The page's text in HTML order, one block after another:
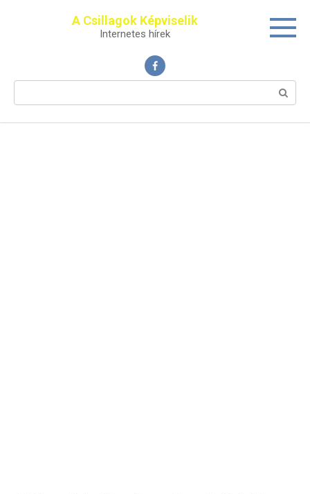
A Csillagok Képviselik
Internetes hírek
Поиск: